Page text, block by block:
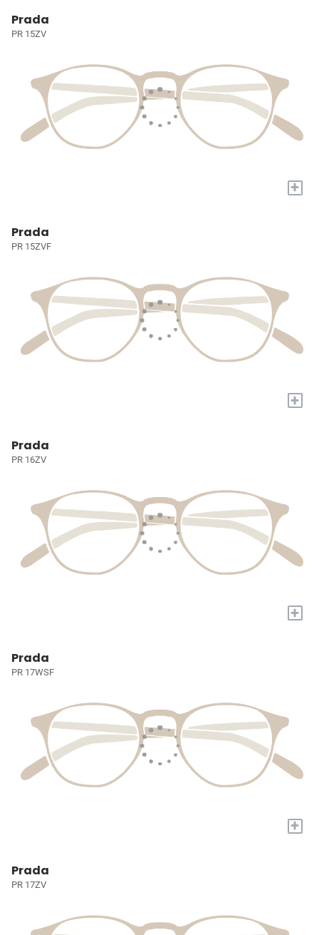
Prada
PR 15ZV
+
Prada
PR 15ZVF
+
Prada
PR 16ZV
+
Prada
PR 17WSF
+
Prada
PR 17ZV